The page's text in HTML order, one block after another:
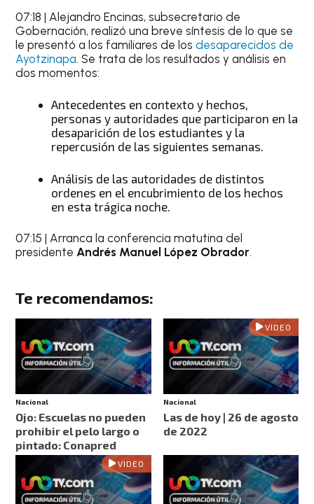
07:18 | Alejandro Encinas, subsecretario de
Gobernación, realizó una breve síntesis de lo que se
le presentó a los familiares de losdesaparecidos de
Ayotzinapa. Se trata de los resultados y análisis en
dos momentos:
Antecedentes en contexto y hechos,
personas y autoridades que participaron en la
desaparición de los estudiantes y la
repercusión de las siguientes semanas.
Análisis de las autoridades de distintos
ordenes en el encubrimiento de los hechos
en esta trágica noche.
07:15 | Arranca la conferencia matutina del
presidenteAndrés Manuel López Obrador.
Te recomendamos:
Nacional
Ojo: Escuelas no pueden
prohibir el pelo largo o
pintado: Conapred
VIDEO
Nacional
Las de hoy | 26 de agosto
de 2022
VIDEO